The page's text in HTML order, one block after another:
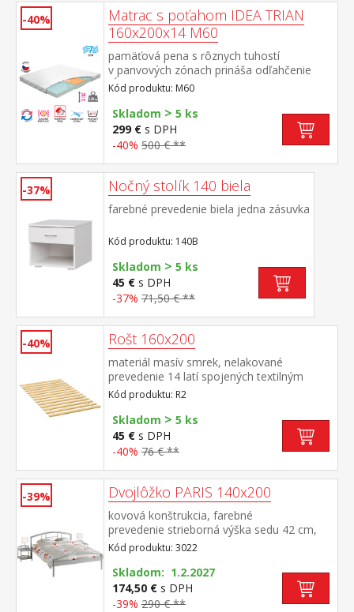
-40%
Matrac s poťahom IDEA TRIAN
160x200x14 M60
pamäťová pena s rôznych tuhostí
v panvových zónach prináša odľahčenie
kĺbom a celému pohybovému aparátu 7-
zónová anatomická masážna profilácia –
veľmi jemná masáž v priebehu spánku
matrac s Visco systémom rozdielnej tuhosti
strán vhodná pre všetky typy roštov poťah
odporúčaná nosnosť do 120 kg
Kód produktu: M60
Skladom > 5 ks
299 € s DPH
-40% 500 € **
-37% Nočný stolík 140 biela
farebné prevedenie biela jedna zásuvka
Kód produktu: 140B
Skladom > 5 ks
45 € s DPH
-37% 71,50 € **
-40% Rošt 160x200
materiál masív smrek, nelakované
prevedenie 14 latí spojených textilným
tkalúnom
Kód produktu: R2
Skladom > 5 ks
45 € s DPH
-40% 76 € **
-39% Dvojlôžko PARIS 140x200
kovová konštrukcia, farebné
prevedenie strieborná výška sedu 42 cm,
cena bez roštu a matraca odoporúčaný
rozmer matraca 140 × 200 cm (M6) a rošt
R3 vhodný doplnok nočný stolík 3020
Kód produktu: 3022
Skladom: 1.2.2027
174,50 € s DPH
-39% 290 € **